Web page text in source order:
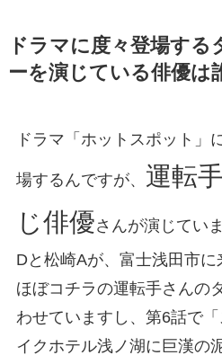
ドラマに度々登場す
ーを演じている俳優は
ドラマ「ホットスポット」
場するんですが、 運転
じ俳優さんが演じてい
Dと松崎Aが、富士浅田市に
ほぼコチラの運転手さんの
わせていますし、第6話で
イクホテル浅ノ湖に巨漢の